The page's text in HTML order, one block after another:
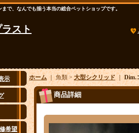
まで、なんでも揃う本当の総合ペットショップです。
スト
示
希望
ホーム｜ 魚類 >大型シクリッド｜Dim.
商品詳細